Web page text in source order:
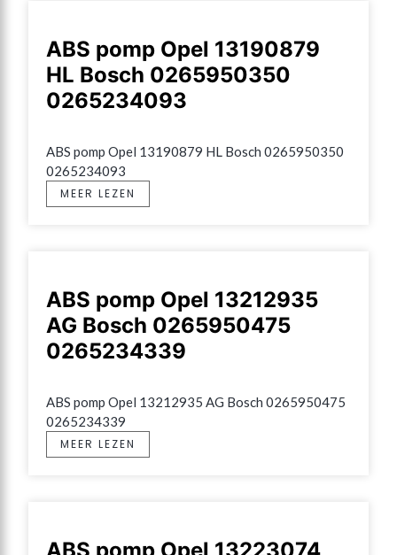
ABS pomp Opel 13190879
HL Bosch 0265950350
0265234093
ABS pomp Opel 13190879 HL Bosch 0265950350
0265234093
MEER LEZEN
ABS pomp Opel 13212935
AG Bosch 0265950475
0265234339
ABS pomp Opel 13212935 AG Bosch 0265950475
0265234339
MEER LEZEN
ABS pomp Opel 13223074